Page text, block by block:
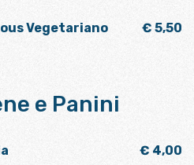
Vegetariano € 5,50
e Panini
€ 4,00